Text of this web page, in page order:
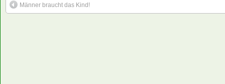
Männer braucht das Kind!